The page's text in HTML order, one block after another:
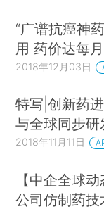
“广谱抗癌神
用 药价达每
2018年12月03日
特写|创新药
与全球同步研
2018年11月11日
【中企全球
公司仿制药技